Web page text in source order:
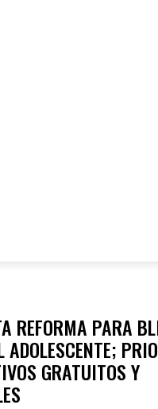
REFORMA PARA
ADOLESCENTE;
GRATUITOS Y